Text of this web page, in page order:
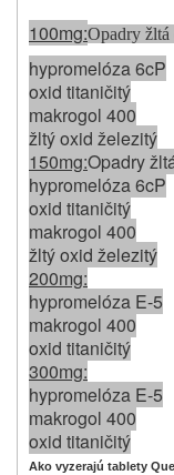
100mg:Opadry
hypromelóza 6cP
oxid titaničitý
makrogol 400
žltý oxid železitý
150mg:Opadry
hypromelóza 6cP
oxid titaničitý
makrogol 400
žltý oxid železitý
200mg:
hypromelóza E-5
makrogol 400
oxid titaničitý
300mg:
hypromelóza E-5
makrogol 400
oxid titaničitý
Ako vyzerajú tablety